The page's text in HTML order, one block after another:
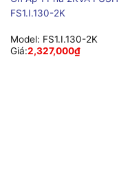
FS1.I.130-2K
Model: FS1.I.130-2K
Giá:2,327,000₫